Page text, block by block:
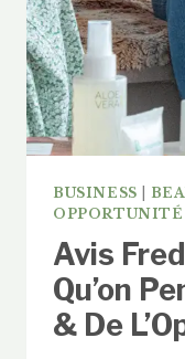
BUSINESS
OPPORTUNITÉ
Avis
Qu’on
& De